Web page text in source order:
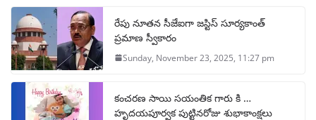
రేపు నూతన సీజేఐగా జస్టిస్ సూర్యకాంత్
ప్రమాణ స్వీకారం
Sunday, November 23, 2025, 11:27 pm
కంచరణ సాయి సయంతిక గారు కి …
హృదయపూర్వక పుట్టినరోజు శుభాకాంక్షలు